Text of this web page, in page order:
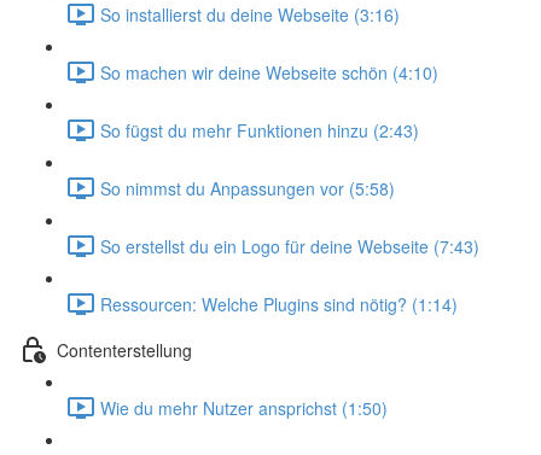
So installierst du deine Webseite (3:16)
So machen wir deine Webseite schön (4:10)
So fügst du mehr Funktionen hinzu (2:43)
So nimmst du Anpassungen vor (5:58)
So erstellst du ein Logo für deine Webseite (7:43)
Ressourcen: Welche Plugins sind nötig? (1:14)
Contenterstellung
Wie du mehr Nutzer ansprichst (1:50)